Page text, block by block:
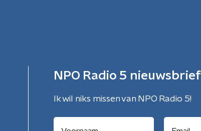
NPO Radio 5 nieuwsbrief
Ik wil niks missen van NPO Radio 5!